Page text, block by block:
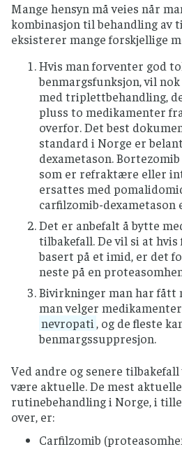
Mange hensyn må veies når
kombinasjon til behandling av
eksisterer mange forskjellige
Hvis man forventer god
benmargsfunksjon, vil
med triplettbehandling,
pluss to medikamenter
overfor. Det best
standard i Norge er
dexametason.
som er refraktære eller
ersattes med
carfilzomib-dexametason
Det er anbefalt å bytte
tilbakefall. De vil si at
basert på et imid, er det
neste på en
Bivirkninger man har fått
man velger
nevropati , og de fleste
benmargssuppresjon.
Ved andre og senere
være aktuelle. De mest
rutinebehandling i Norge, i
over, er:
Carfilzomib